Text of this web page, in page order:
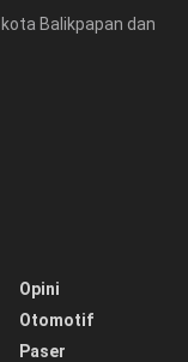
Balikpapan dan
Opini
Otomotif
Paser